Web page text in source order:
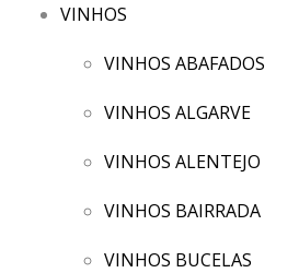
VINHOS
VINHOS ABAFADOS
VINHOS ALGARVE
VINHOS ALENTEJO
VINHOS BAIRRADA
VINHOS BUCELAS